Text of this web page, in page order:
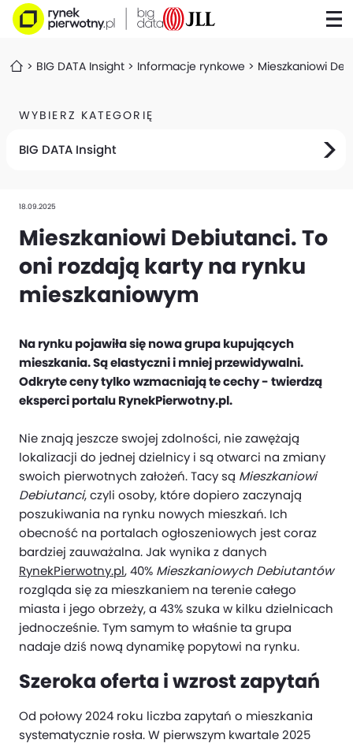
BIG DATA Insight Informacje rynkowe Mieszkaniowi
WYBIERZ KATEGORIĘ
BIG DATA Insight
18.09.2025
Mieszkaniowi Debiutanci. To
oni rozdają karty na rynku
mieszkaniowym
Na rynku pojawiła się nowa grupa kupujących
mieszkania. Są elastyczni i mniej przewidywalni.
Odkryte ceny tylko wzmacniają te cechy - twierdzą
eksperci portalu RynekPierwotny.pl.
Nie znają jeszcze swojej zdolności, nie zawężają
lokalizacji do jednej dzielnicy i są otwarci na zmiany
swoich pierwotnych założeń. Tacy są Mieszkaniowi
Debiutanci, czyli osoby, które dopiero zaczynają
poszukiwania na rynku nowych mieszkań. Ich
obecność na portalach ogłoszeniowych jest coraz
bardziej zauważalna. Jak wynika z danych
RynekPierwotny.pl, 40% Mieszkaniowych Debiutantów
rozgląda się za mieszkaniem na terenie całego
miasta i jego obrzeży, a 43% szuka w kilku dzielnicach
jednocześnie. Tym samym to właśnie ta grupa
nadaje dziś nową dynamikę popytowi na rynku.
Szeroka oferta i wzrost zapytań
Od połowy 2024 roku liczba zapytań o mieszkania
systematycznie rosła. W pierwszym kwartale 2025